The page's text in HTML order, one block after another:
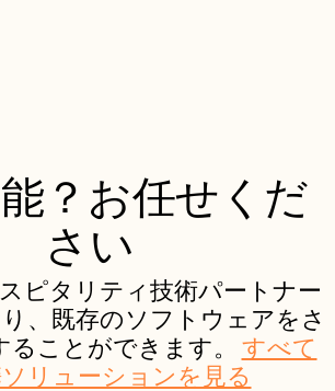
？お任せくだ
さい
ピタリティ技術パートナー
、既存のソフトウェアをさ
ることができます。 すべて
リューションを見る